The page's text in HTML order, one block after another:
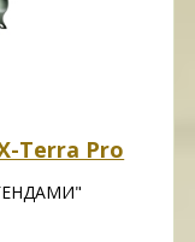
Terra Pro